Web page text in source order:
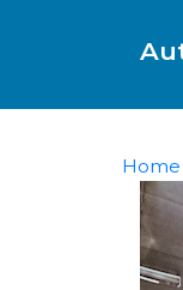
Home